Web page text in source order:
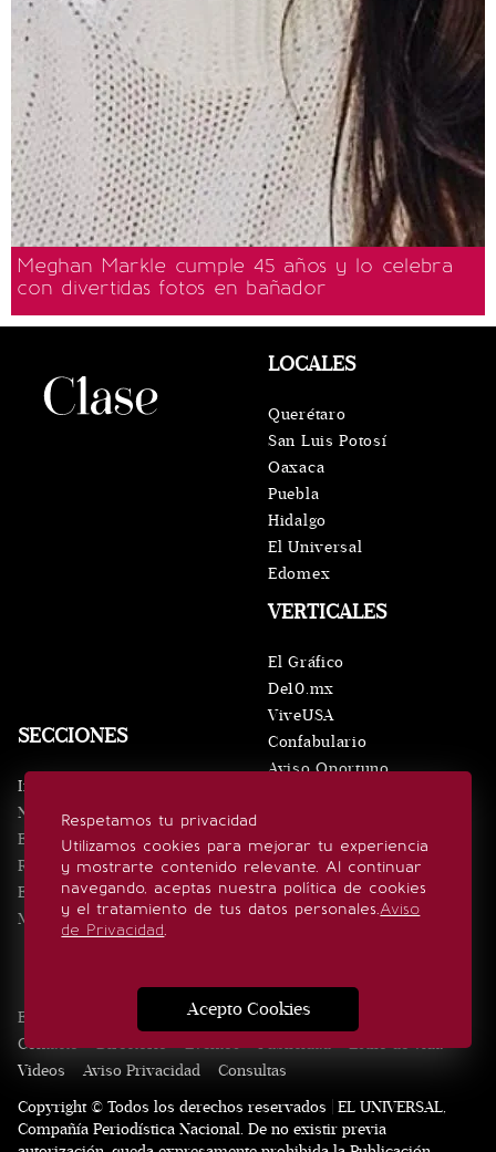
Meghan Markle cumple 45 años y lo celebra
con divertidas fotos en bañador
Respetamos tu privacidad
Utilizamos cookies para mejorar tu experiencia
y mostrarte contenido relevante. Al continuar
navegando, aceptas nuestra política de cookies
y el tratamiento de tus datos personales.Aviso
de Privacidad.
Acepto Cookies
SECCIONES
Inicio
Noticias
Eventos
Realeza
Estilo de vida
Minuto x Minuto
VERTICALES
El Gráfico
De10.mx
ViveUSA
Confabulario
Aviso Oportuno
LOCALES
Querétaro
San Luis Potosí
Oaxaca
Puebla
Hidalgo
El Universal
Edomex
SÍGUENOS
Edición Impresa Noticias Quiénes somos
Contacto
Directorio Eventos Publicidad
Estilo de vida
Videos
Aviso Privacidad
Consultas
Copyright © Todos los derechos reservados | EL UNIVERSAL,
Compañía Periodística Nacional. De no existir previa